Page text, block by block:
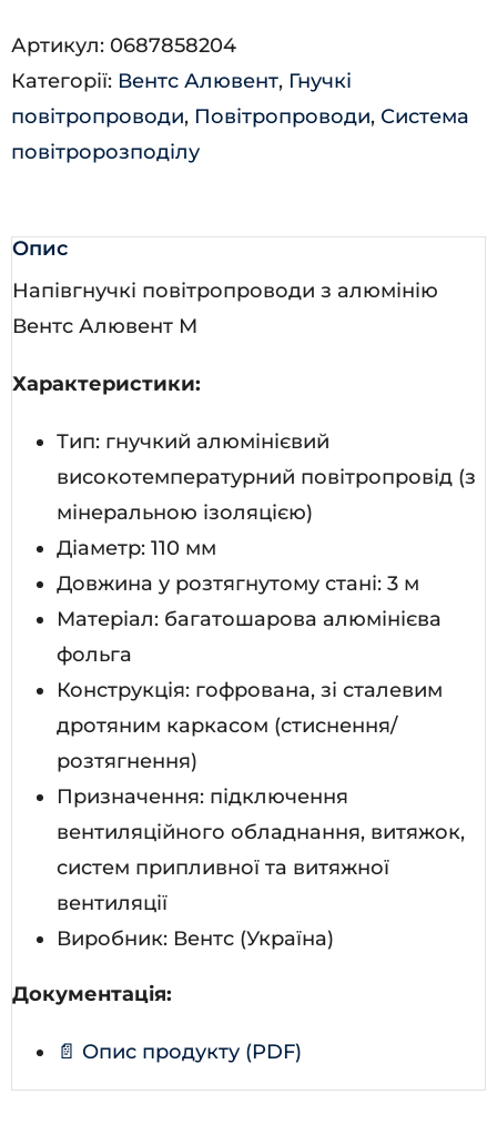
кількість
Артикул: 0687858204
Категорії: Вентс Алювент, Гнучкі
повітропроводи, Повітропроводи, Система
повітророзподілу
Опис
Напівгнучкі повітропроводи з алюмінію
Вентс Алювент М
Характеристики:
Тип: гнучкий алюмінієвий
високотемпературний повітропровід (з
мінеральною ізоляцією)
Діаметр: 110 мм
Довжина у розтягнутому стані: 3 м
Матеріал: багатошарова алюмінієва
фольга
Конструкція: гофрована, зі сталевим
дротяним каркасом (стиснення/
розтягнення)
Призначення: підключення
вентиляційного обладнання, витяжок,
систем припливної та витяжної
вентиляції
Виробник: Вентс (Україна)
Документація:
📄 Опис продукту (PDF)